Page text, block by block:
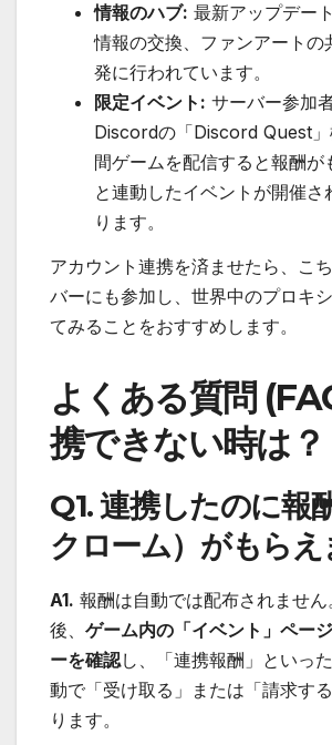
情報のハブ: 最新アップデー
情報の交換、ファンアートの
発に行われています。
限定イベント: サーバー参加
Discordの「Discord Quest
間ゲームを配信すると報酬が
と連動したイベントが開催さ
ります。
アカウント連携を済ませたら、こ
バーにも参加し、世界中のプロキ
てみることをおすすめします。
よくある質問
携できない時は？
Q1. 連携したのに報
クローム）がもらえ
A1. 報酬は自動では配布されません
後、 ゲーム内の「イベント」ペー
ーを確認し、「連携報酬」といっ
動で「受け取る」または「請求す
ります。